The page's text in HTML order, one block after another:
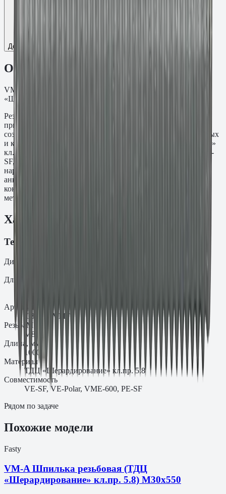
Добавить к сравнению
Описание
VM-A Шпилька резьба M8, L=1000 мм. ТДЦ
«Шерардирование» кл.пр. 5.8.
Резьбовая шпилька VM-A M8×1000 мм предназначена для
применения с химическими анкерными составами при
создании резьбовых точек крепления в бетонных, кирпичных
и каменных основаниях. Материал: ТДЦ «Шерардирование»
кл.пр. 5.8. Устанавливается совместно с составами Fasty VE-
SF, VE-Polar, VME-600 и PE-SF. При необходимости
нарезается по месту под нужную длину. Используется для
анкеровки закладных деталей, стоек, ограждений и
конструктивных узлов там, где требуется стандартный
метрический шаг резьбы без заводской головки.
Характеристики
Технические характеристики
Диаметр
Длина
Артикул
.08.1000VMF
Резьба M
M8
Длина, мм
1000
Материал
ТДЦ «Шерардирование» кл.пр. 5.8
Совместимость
VE-SF, VE-Polar, VME-600, PE-SF
Рядом по задаче
Похожие модели
Fasty
VM-A Шпилька резьбовая (ТДЦ
«Шерардирование» кл.пр. 5.8) M30х550